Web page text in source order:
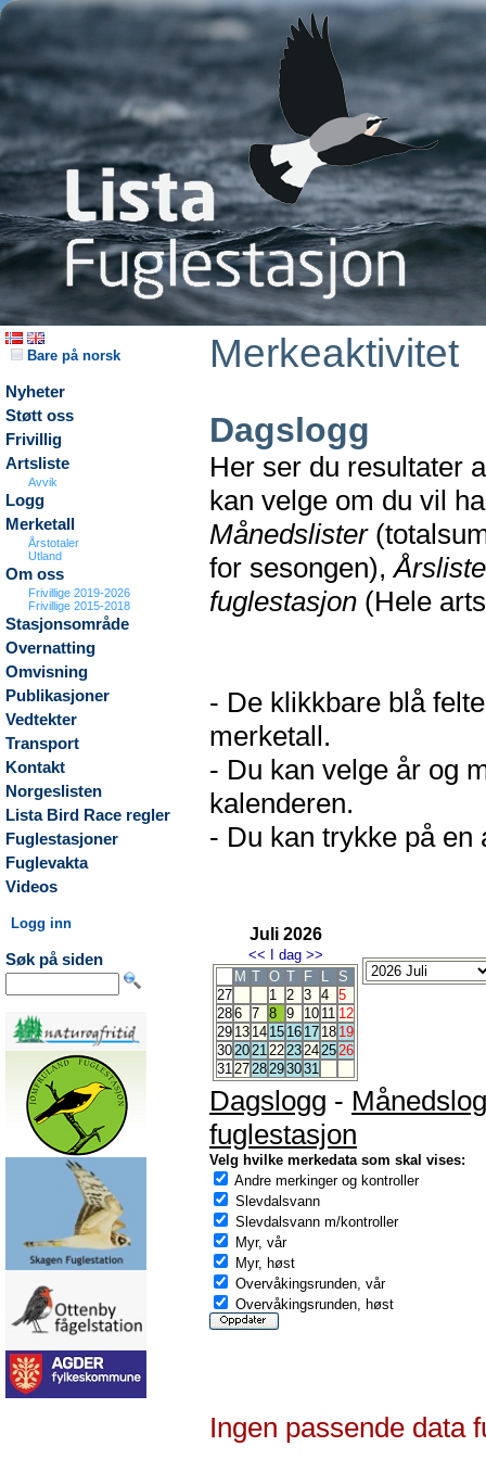
Bare på norsk
Nyheter
Støtt oss
Frivillig
Artsliste
Avvik
Logg
Merketall
Årstotaler
Utland
Om oss
Frivillige 2019-2026
Frivillige 2015-2018
Stasjonsområde
Overnatting
Omvisning
Publikasjoner
Vedtekter
Transport
Kontakt
Norgeslisten
Lista Bird Race regler
Fuglestasjoner
Fuglevakta
Videos
Logg inn
Søk på siden
Merkeaktivitet
Dagslogg
Her ser du resultater
kan velge om du vil
Månedslister
for sesongen),
fuglestasjon (Hele
- De klikkbare blå
merketall.
- Du kan velge år og
kalenderen.
- Du kan trykke på en
Juli 2026
<< I dag >>
M T O T F L
S
27
1 2 3 4 5
286 7 8 9 10 11 12
29 13 14 15 16 17 18 19
3020212223242526
312728293031
Dagslogg -
fuglestasjon
Velg hvilke merkedata som skal vises:
Andre merkinger og kontroller
Slevdalsvann
Slevdalsvann m/kontroller
Myr, vår
Myr, høst
Overvåkingsrunden, vår
Overvåkingsrunden, høst
Ingen passende data